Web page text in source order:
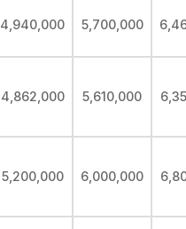
4,940,000 5,700,000
4,862,000 5,610,000
5,200,000 6,000,000